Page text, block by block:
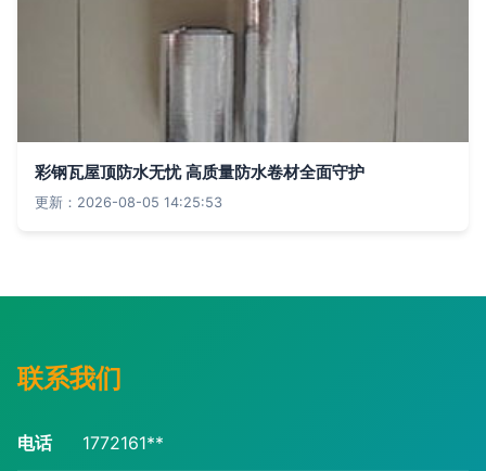
彩钢瓦屋顶防水无忧 高质量防水卷材全面守护
更新：2026-08-05 14:25:53
联系我们
电话 1772161**